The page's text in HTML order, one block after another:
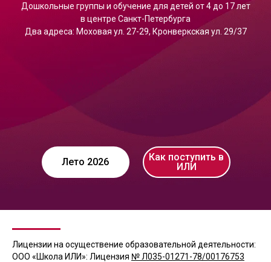
Лето 2026
Как поступить в
ИЛИ
Дошкольные группы и обучение для детей от 4 до 17 лет
в центре Санкт-Петербурга
Два адреса: Моховая ул. 27-29, Кронверкская ул. 29/37
Лицензии на осуществение образовательной деятельности:
ООО «Школа ИЛИ»: Лицензия № Л035-01271-78/00176753